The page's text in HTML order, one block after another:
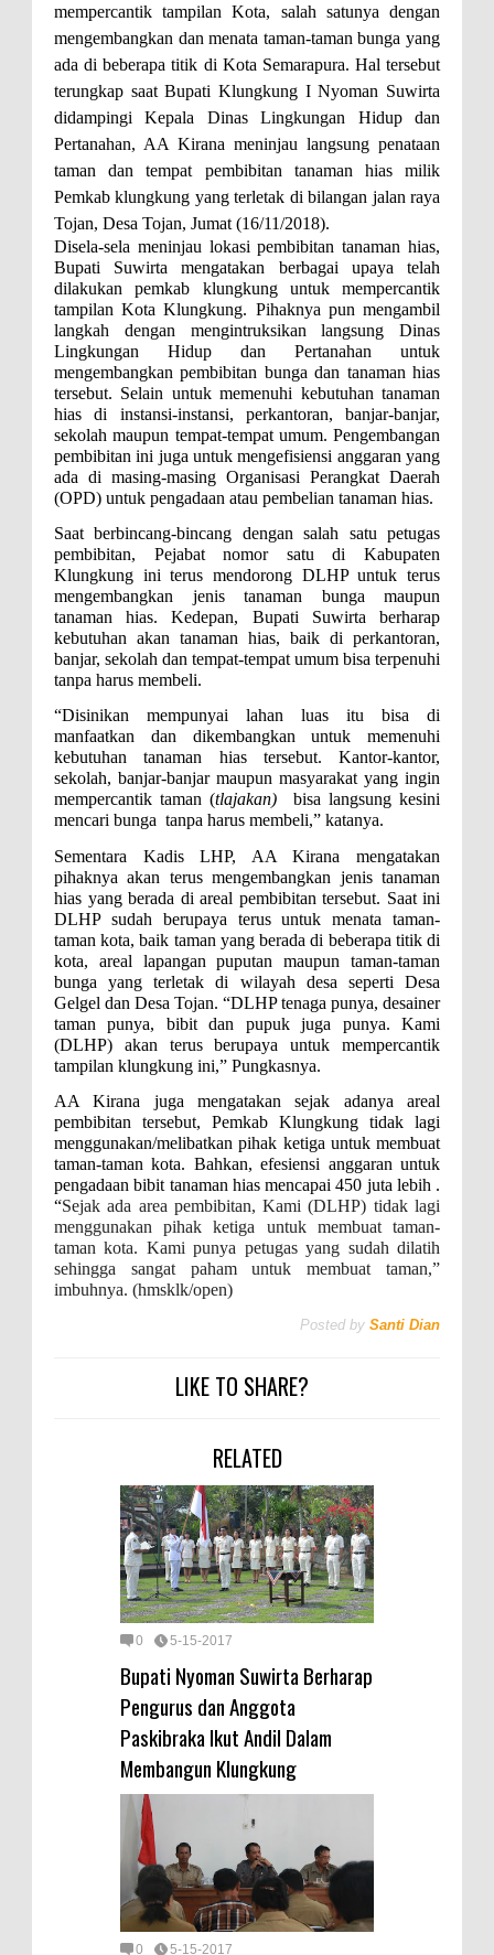
mempercantik tampilan Kota, salah satunya dengan
mengembangkan dan menata taman-taman bunga yang
ada di beberapa titik di Kota Semarapura. Hal tersebut
terungkap saat Bupati Klungkung I Nyoman Suwirta
didampingi Kepala Dinas Lingkungan Hidup dan
Pertanahan, AA Kirana meninjau langsung penataan
taman dan tempat pembibitan tanaman hias milik
Pemkab klungkung yang terletak di bilangan jalan raya
Tojan, Desa Tojan, Jumat (16/11/2018).
Disela-sela meninjau lokasi pembibitan tanaman hias,
Bupati Suwirta mengatakan berbagai upaya telah
dilakukan pemkab klungkung untuk mempercantik
tampilan Kota Klungkung. Pihaknya pun mengambil
langkah dengan mengintruksikan langsung Dinas
Lingkungan Hidup dan Pertanahan untuk
mengembangkan pembibitan bunga dan tanaman hias
tersebut. Selain untuk memenuhi kebutuhan tanaman
hias di instansi-instansi, perkantoran, banjar-banjar,
sekolah maupun tempat-tempat umum. Pengembangan
pembibitan ini juga untuk mengefisiensi anggaran yang
ada di masing-masing Organisasi Perangkat Daerah
(OPD) untuk pengadaan atau pembelian tanaman hias.
Saat berbincang-bincang dengan salah satu petugas
pembibitan, Pejabat nomor satu di Kabupaten
Klungkung ini terus mendorong DLHP untuk terus
mengembangkan jenis tanaman bunga maupun
tanaman hias. Kedepan, Bupati Suwirta berharap
kebutuhan akan tanaman hias, baik di perkantoran,
banjar, sekolah dan tempat-tempat umum bisa terpenuhi
tanpa harus membeli.
“Disinikan mempunyai lahan luas itu bisa di
manfaatkan dan dikembangkan untuk memenuhi
kebutuhan tanaman hias tersebut. Kantor-kantor,
sekolah, banjar-banjar maupun masyarakat yang ingin
mempercantik taman (tlajakan)
bisa langsung kesini
mencari bunga tanpa harus membeli,” katanya.
Sementara Kadis LHP, AA Kirana mengatakan
pihaknya akan terus mengembangkan jenis tanaman
hias yang berada di areal pembibitan tersebut. Saat ini
DLHP sudah berupaya terus untuk menata taman-
taman kota, baik taman yang berada di beberapa titik di
kota, areal lapangan puputan maupun taman-taman
bunga yang terletak di wilayah desa seperti Desa
Gelgel dan Desa Tojan. “DLHP tenaga punya, desainer
taman punya, bibit dan pupuk juga punya. Kami
(DLHP) akan terus berupaya untuk mempercantik
tampilan klungkung ini,” Pungkasnya.
AA Kirana juga mengatakan sejak adanya areal
pembibitan tersebut, Pemkab Klungkung tidak lagi
menggunakan/melibatkan pihak ketiga untuk membuat
taman-taman kota. Bahkan, efesiensi anggaran untuk
pengadaan bibit tanaman hias mencapai 450 juta lebih .
“Sejak ada area pembibitan, Kami (DLHP) tidak lagi
menggunakan pihak ketiga untuk membuat taman-
taman kota. Kami punya petugas yang sudah dilatih
sehingga sangat paham untuk membuat taman,”
imbuhnya. (hmsklk/open)
Posted by Santi Dian
LIKE TO SHARE?
RELATED
0 5-15-2017
Bupati Nyoman Suwirta Berharap
Pengurus dan Anggota
Paskibraka Ikut Andil Dalam
Membangun Klungkung
0 5-15-2017